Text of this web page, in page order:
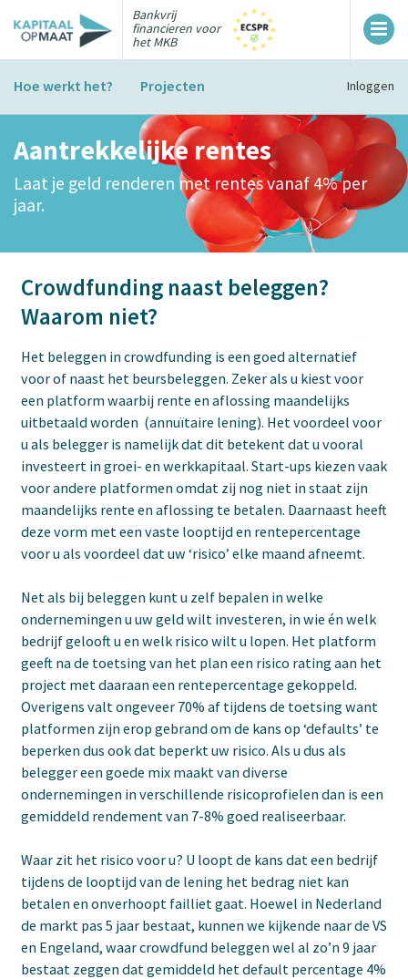
Bankvrij
financieren voor
het MKB
Hoe werkt het? Projecten Inloggen
Aantrekkelijke rentes
Laat je geld renderen met rentes vanaf 4% per
jaar.
Crowdfunding naast beleggen?
Waarom niet?
Het beleggen in crowdfunding is een goed alternatief
voor of naast het beursbeleggen. Zeker als u kiest voor
een platform waarbij rente en aflossing maandelijks
uitbetaald worden (annuïtaire lening). Het voordeel voor
u als belegger is namelijk dat dit betekent dat u vooral
investeert in groei- en werkkapitaal. Start-ups kiezen vaak
voor andere platformen omdat zij nog niet in staat zijn
maandelijks rente en aflossing te betalen. Daarnaast heeft
deze vorm met een vaste looptijd en rentepercentage
voor u als voordeel dat uw ‘risico’ elke maand afneemt.
Net als bij beleggen kunt u zelf bepalen in welke
ondernemingen u uw geld wilt investeren, in wie én welk
bedrijf gelooft u en welk risico wilt u lopen. Het platform
geeft na de toetsing van het plan een risico rating aan het
project met daaraan een rentepercentage gekoppeld.
Overigens valt ongeveer 70% af tijdens de toetsing want
platformen zijn erop gebrand om de kans op ‘defaults’ te
beperken dus ook dat beperkt uw risico. Als u dus als
belegger een goede mix maakt van diverse
ondernemingen in verschillende risicoprofielen dan is een
gemiddeld rendement van 7-8% goed realiseerbaar.
Waar zit het risico voor u? U loopt de kans dat een bedrijf
tijdens de looptijd van de lening het bedrag niet kan
betalen en onverhoopt failliet gaat. Hoewel in Nederland
de markt pas 5 jaar bestaat, kunnen we kijkende naar de VS
en Engeland, waar crowdfund beleggen wel al zo’n 9 jaar
bestaat zeggen dat gemiddeld het default percentage 4%